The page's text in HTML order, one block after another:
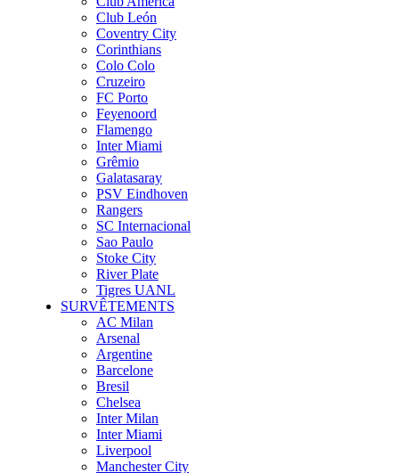
Club León
Coventry City
Corinthians
Colo Colo
Cruzeiro
FC Porto
Feyenoord
Flamengo
Inter Miami
Grêmio
Galatasaray
PSV Eindhoven
Rangers
SC Internacional
Sao Paulo
Stoke City
River Plate
Tigres UANL
SURVÊTEMENTS
AC Milan
Arsenal
Argentine
Barcelone
Bresil
Chelsea
Inter Milan
Inter Miami
Liverpool
Manchester City